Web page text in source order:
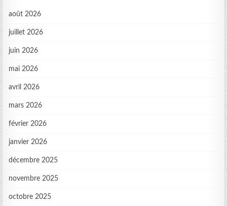
août 2026
juillet 2026
juin 2026
mai 2026
avril 2026
mars 2026
février 2026
janvier 2026
décembre 2025
novembre 2025
octobre 2025